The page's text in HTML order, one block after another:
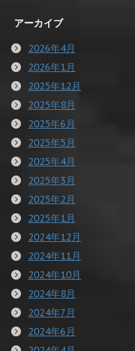
アーカイブ
2026年4月
2026年1月
2025年12月
2025年8月
2025年6月
2025年5月
2025年4月
2025年3月
2025年2月
2025年1月
2024年12月
2024年11月
2024年10月
2024年8月
2024年7月
2024年6月